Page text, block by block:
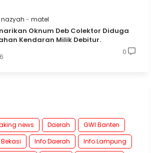
matel
Oknum Deb Colektor Diduga
Kendaran Milik Debitur.
0
news Daerah
GWI Banten
Info Daerah
Info Lampung